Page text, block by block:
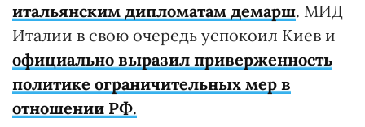
итальянским дипломатам демарш. МИД
Италии в свою очередь успокоил Киев и
официально выразил приверженность
политике ограничительных мер в
отношении РФ.